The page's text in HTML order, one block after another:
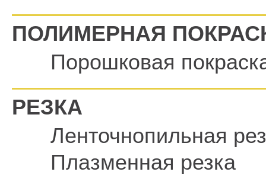
ПОЛИМЕРНАЯ
Порошковая
РЕЗКА
Ленточнопильная
Плазменная резка